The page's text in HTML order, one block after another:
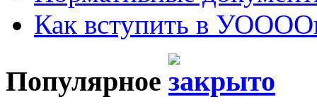
Как вступить в
Популярное